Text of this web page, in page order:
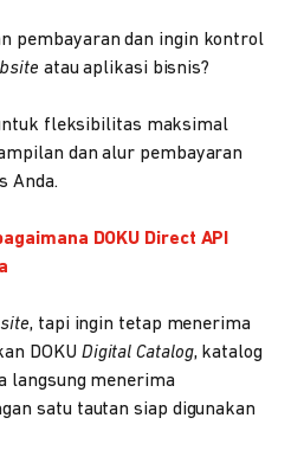
pembayaran dan ingin kontrol
atau aplikasi bisnis?
fleksibilitas maksimal
dan alur pembayaran
Anda.
DOKU Direct API
, tapi ingin tetap menerima
DOKU Digital Catalog, katalog
langsung menerima
satu tautan siap digunakan